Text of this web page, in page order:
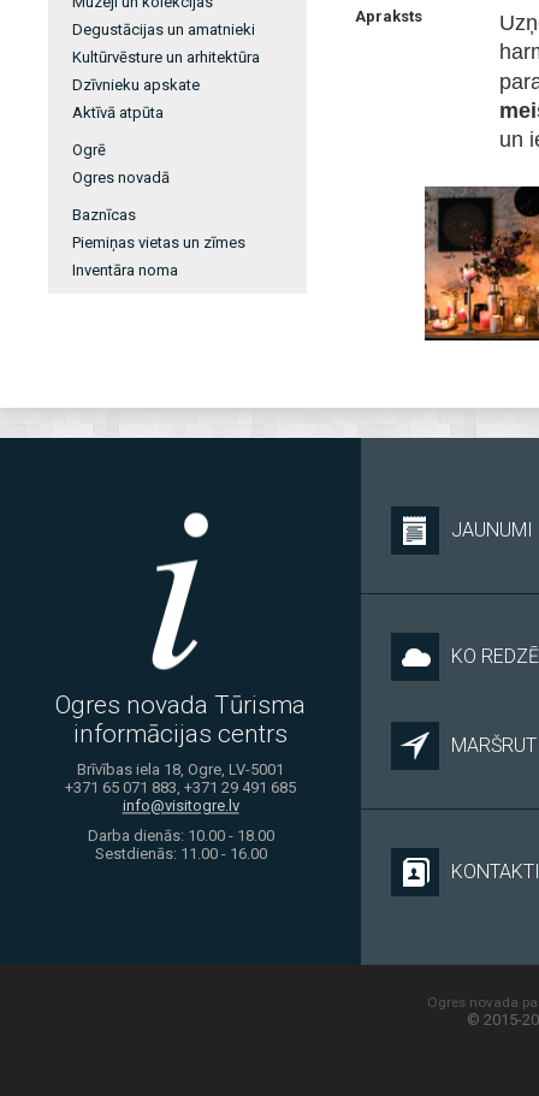
Degustācijas un amatnieki
Kultūrvēsture un arhitektūra
Dzīvnieku apskate
Aktīvā atpūta
Ogrē
Ogres novadā
Baznīcas
Piemiņas vietas un zīmes
Inventāra noma
Apraksts
un
Ogres novada Tūrisma
informācijas centrs
Brīvības iela 18, Ogre, LV-5001
+371 65 071 883, +371 29 491 685
info@visitogre.lv
Darba dienās: 10.00 - 18.00
Sestdienās: 11.00 - 16.00
JAUNUMI
KO
KONTAKTI
Ogres novada
© 2015-